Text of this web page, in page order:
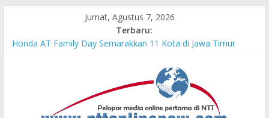
Jumat, Agustus 7, 2026
Terbaru:
Cahaya Kemerdekaan di Nonotbatan: Listrik Masuk Desa, PLN
Edukasi Keselamatan
Teras Bank Indonesia Hadir di Belu, Bupati Willy : Terima Kasih
BI Atas Kepeduliannya Tingkatkan Budaya Literasi
Astra Honda Siap Lanjutkan Performa Positif di ARRC
Mandalika 2026